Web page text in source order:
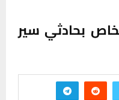
بحادثي سير